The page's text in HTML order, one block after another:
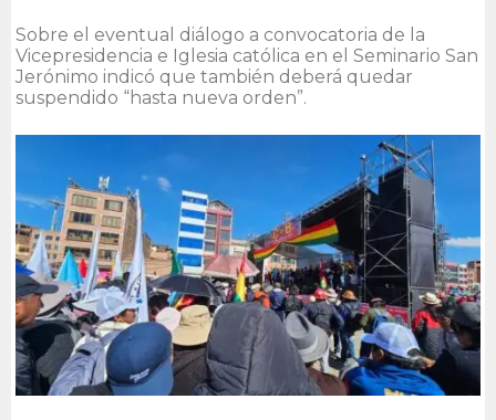
Sobre el eventual diálogo a convocatoria de la
Vicepresidencia e Iglesia católica en el Seminario San
Jerónimo indicó que también deberá quedar
suspendido “hasta nueva orden”.